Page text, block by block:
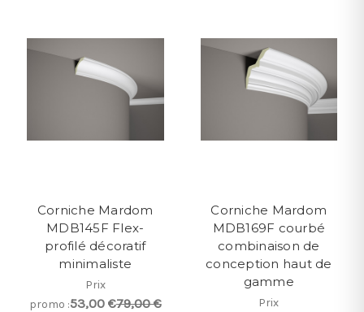
Corniche Mardom
MDB145F Flex-
profilé décoratif
minimaliste
Prix
promo :53,00 €79,00 €
Corniche Mardom
MDB169F courbé
combinaison de
conception haut de
gamme
Prix